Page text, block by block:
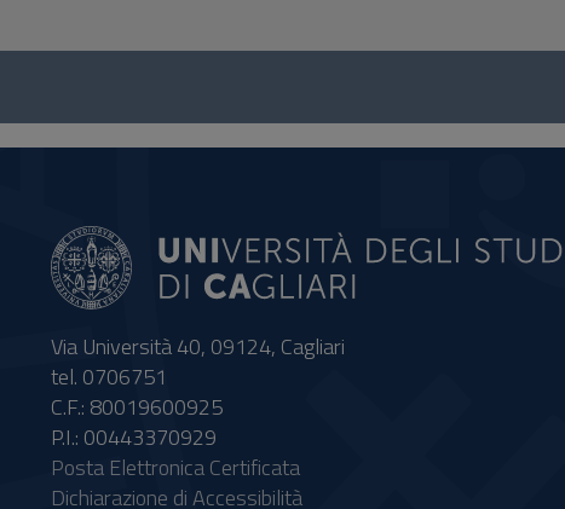
Questionnaire
social
Via Università 40, 09124, Cagliari
tel. 0706751
C.F.: 80019600925
P.I.: 00443370929
Posta Elettronica Certificata
Dichiarazione di Accessibilità